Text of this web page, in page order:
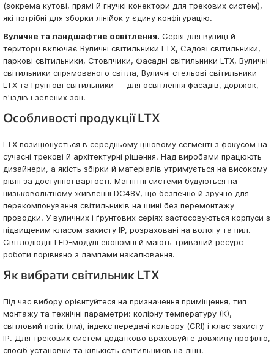
(зокрема кутові, прямі й гнучкі конектори для трекових систем),
які потрібні для зборки лінійок у єдину конфігурацію.
Вуличне та ландшафтне освітлення. Серія для вулиці й
території включає Вуличні світильники LTX, Садові світильники,
паркові світильники, Стовпчики, Фасадні світильники LTX, Вуличні
світильники спрямованого світла, Вуличні стельові світильники
LTX та Грунтові світильники — для освітлення фасадів, доріжок,
в'їздів і зелених зон.
Особливості продукції LTX
LTX позиціонується в середньому ціновому сегменті з фокусом на
сучасні трекові й архітектурні рішення. Над виробами працюють
дизайнери, а якість збірки й матеріалів утримується на високому
рівні за доступної вартості. Магнітні системи будуються на
низьковольтному живленні DC48V, що безпечно й зручно для
перекомпонування світильників на шині без перемонтажу
проводки. У вуличних і ґрунтових серіях застосовуються корпуси з
підвищеним класом захисту IP, розраховані на вологу та пил.
Світлодіодні LED-модулі економні й мають тривалий ресурс
роботи порівняно з лампами накалювання.
Як вибрати світильник LTX
Під час вибору орієнтуйтеся на призначення приміщення, тип
монтажу та технічні параметри: колірну температуру (К),
світловий потік (лм), індекс передачі кольору (CRI) і клас захисту
IP. Для трекових систем додатково враховуйте довжину профілю,
спосіб установки та кількість світильників на лінії.